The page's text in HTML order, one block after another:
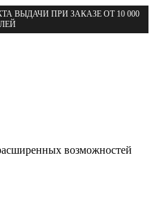
ВЫДАЧИ ПРИ ЗАКАЗЕ ОТ 10 000
возможностей